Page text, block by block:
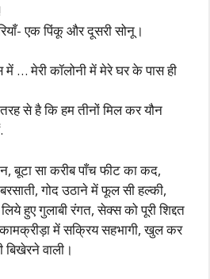
एक पिंकू और दूसरी सोनू।
… मेरी कॉलोनी में मेरे घर के पास ही
से है कि हम तीनों मिल कर यौन
बूटा सा करीब पाँच फीट का कद,
गोद उठाने में फूल सी हल्की,
हुए गुलाबी रंगत, सेक्स को पूरी शिद्दत
में सक्रिय सहभागी, खुल कर
वाली।